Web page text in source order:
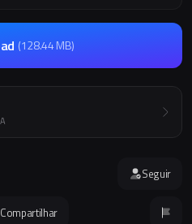
Compartilhar
(128.44 MB)
Seguir